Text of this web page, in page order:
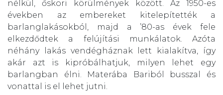
nélkül, őskori körülmények között. Az 1950-es
években az embereket kitelepítették a
barlanglakásokból, majd a ’80-as évek fele
elkezdődtek a felújítási munkálatok. Azóta
néhány lakás vendégháznak lett kialakítva, így
akár azt is kipróbálhatjuk, milyen lehet egy
barlangban élni. Materába Bariból busszal és
vonattal is el lehet jutni.